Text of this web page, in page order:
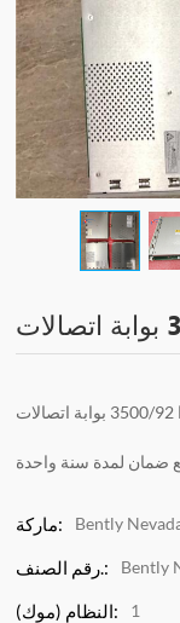
ضمان لمدة سنة واحدة
ماركة: Bently
رقم الصنف.: Bently
النظام (موك): 1